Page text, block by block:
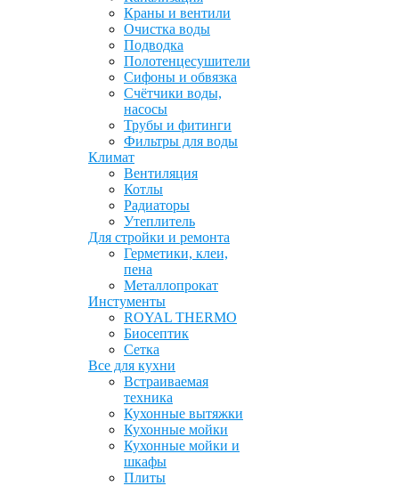
Краны и вентили
Очистка воды
Подводка
Полотенцесушители
Сифоны и обвязка
Счётчики воды,
насосы
Трубы и фитинги
Фильтры для воды
Климат
Вентиляция
Котлы
Радиаторы
Утеплитель
Для стройки и ремонта
Герметики, клеи,
пена
Металлопрокат
Инстументы
ROYAL THERMO
Биосептик
Сетка
Все для кухни
Встраиваемая
техника
Кухонные вытяжки
Кухонные мойки
Кухонные мойки и
шкафы
Плиты